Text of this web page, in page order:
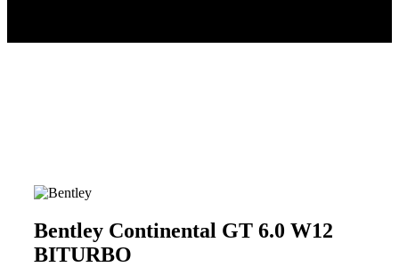
Bentley Continental GT 6.0 W12
BITURBO